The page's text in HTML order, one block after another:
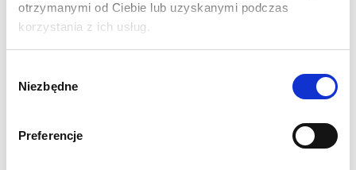
otrzymanymi od Ciebie lub uzyskanymi podczas
korzystania z ich usług.
zgody
Niezbędne
Preferencje
SPECYFIKACJA:
Solidna konstrukcja malowana proszkowo